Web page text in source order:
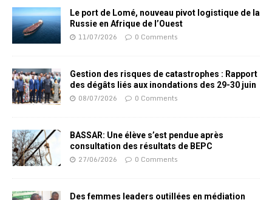
Le port de Lomé, nouveau pivot logistique de la
Russie en Afrique de l’Ouest
11/07/2026 0 Comments
Gestion des risques de catastrophes : Rapport
des dégâts liés aux inondations des 29-30 juin
08/07/2026 0 Comments
BASSAR: Une élève s’est pendue après
consultation des résultats de BEPC
27/06/2026 0 Comments
Des femmes leaders outillées en médiation